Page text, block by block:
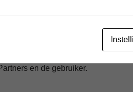
externen, tenzij u daartoe
persoonsgegevens.
bewaard en verwerkt voor
en de gebruiker.